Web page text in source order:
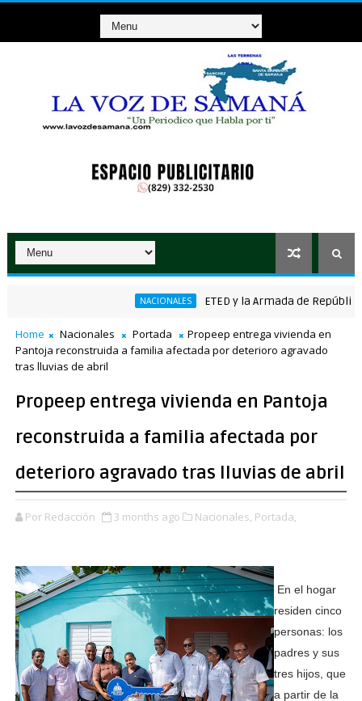
NACIONALES ETED y la Armada de República
ganador de RD$37 millones con el Loto
Home Nacionales Portada
Propeep entrega vivienda en
Pantoja reconstruida a familia afectada por deterioro agravado
tras lluvias de abril
Propeep entrega vivienda en Pantoja
reconstruida a familia afectada por
deterioro agravado tras lluvias de abril
Por Redacción 3 months ago Nacionales, Portada,
En el hogar
residen cinco
personas: los
padres y sus
tres hijos, que
a partir de la